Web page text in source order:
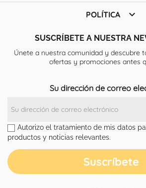
POLÍTICA 
SUSCRÍBETE A NUESTRA
Únete a nuestra comunidad y descubre
ofertas y promociones antes
Su dirección de correo
Autorizo el tratamiento de mis datos
productos y noticias relevantes.